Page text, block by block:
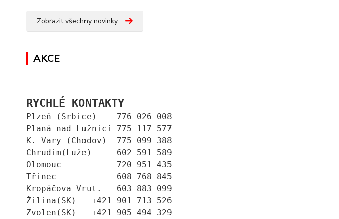
Zobrazit všechny novinky
AKCE
RYCHLÉ KONTAKTY
Plzeň (Srbice)    776 026 008
Planá nad Lužnicí 775 117 577
K. Vary (Chodov)  775 099 388
Chrudim(Luže)     602 591 589
Olomouc           720 951 435
Třinec            608 768 845
Kropáčova Vrut.   603 883 099
Žilina(SK)   +421 901 713 526
Zvolen(SK)   +421 905 494 329